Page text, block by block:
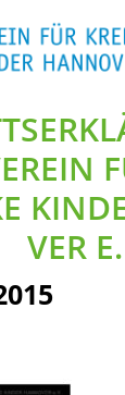
Zum
In­
halt
gen
VER